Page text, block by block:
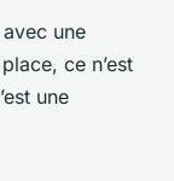
une
ce n’est
une